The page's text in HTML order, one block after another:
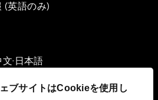
ブサイトはCookieを使用し
(英語のみ)
文▪ 日本語